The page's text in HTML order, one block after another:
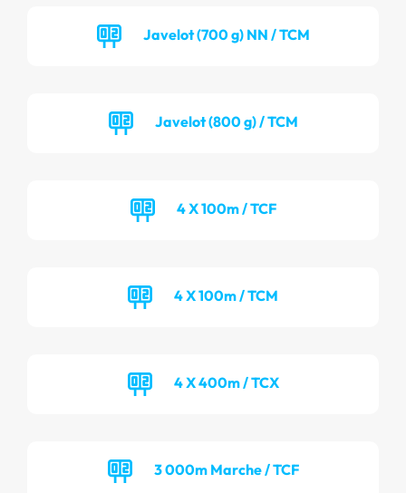
Javelot (700 g) NN / TCM
Javelot (800 g) / TCM
4 X 100m / TCF
4 X 100m / TCM
4 X 400m / TCX
3 000m Marche / TCF